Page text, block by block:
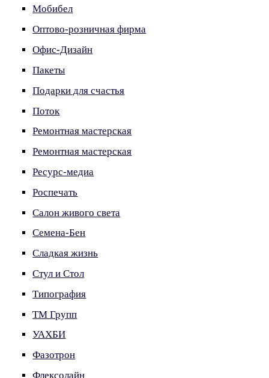
Мобибел
Оптово-розничная фирма
Офис-Дизайн
Пакеты
Подарки для счастья
Поток
Ремонтная мастерская
Ремонтная мастерская
Ресурс-медиа
Роспечать
Салон живого света
Семена-Бен
Сладкая жизнь
Стул и Стол
Типография
ТМ Групп
УАХБИ
Фазотрон
Флексолайн